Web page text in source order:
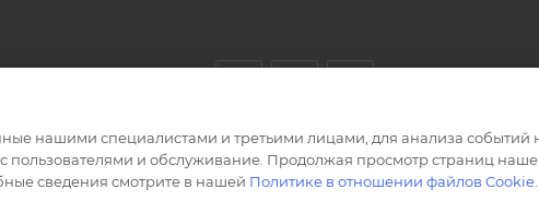
нашими специалистами и третьими лицами, для анализа событий
пользователями и обслуживание. Продолжая просмотр страниц
сведения смотрите в нашей Политике в отношении файлов Cookie